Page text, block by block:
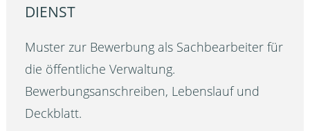
DIENST
Muster zur Bewerbung als Sachbearbeiter für
die öffentliche Verwaltung.
Bewerbungsanschreiben, Lebenslauf und
Deckblatt.